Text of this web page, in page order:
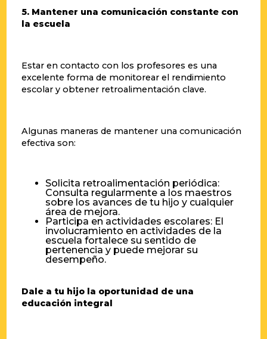
5. Mantener una comunicación constante con
la escuela
Estar en contacto con los profesores es una
excelente forma de monitorear el rendimiento
escolar y obtener retroalimentación clave.
Algunas maneras de mantener una comunicación
efectiva son:
Solicita retroalimentación periódica:
Consulta regularmente a los maestros
sobre los avances de tu hijo y cualquier
área de mejora.
Participa en actividades escolares: El
involucramiento en actividades de la
escuela fortalece su sentido de
pertenencia y puede mejorar su
desempeño.
Dale a tu hijo la oportunidad de una
educación integral